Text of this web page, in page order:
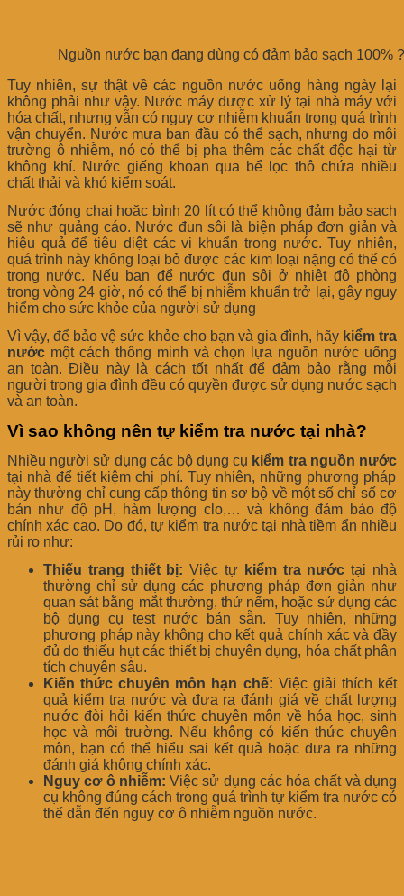
Nguồn nước bạn đang dùng có đảm bảo sạch 100% ?
Tuy nhiên, sự thật về các nguồn nước uống hàng ngày lại
không phải như vậy. Nước máy được xử lý tại nhà máy với
hóa chất, nhưng vẫn có nguy cơ nhiễm khuẩn trong quá trình
vận chuyển. Nước mưa ban đầu có thể sạch, nhưng do môi
trường ô nhiễm, nó có thể bị pha thêm các chất độc hại từ
không khí. Nước giếng khoan qua bể lọc thô chứa nhiều
chất thải và khó kiểm soát.
Nước đóng chai hoặc bình 20 lít có thể không đảm bảo sạch
sẽ như quảng cáo. Nước đun sôi là biện pháp đơn giản và
hiệu quả để tiêu diệt các vi khuẩn trong nước. Tuy nhiên,
quá trình này không loại bỏ được các kim loại nặng có thể có
trong nước. Nếu bạn để nước đun sôi ở nhiệt độ phòng
trong vòng 24 giờ, nó có thể bị nhiễm khuẩn trở lại, gây nguy
hiểm cho sức khỏe của người sử dụng
Vì vậy, để bảo vệ sức khỏe cho bạn và gia đình, hãy kiểm tra
nước một cách thông minh và chọn lựa nguồn nước uống
an toàn. Điều này là cách tốt nhất để đảm bảo rằng mỗi
người trong gia đình đều có quyền được sử dụng nước sạch
và an toàn.
Vì sao không nên tự kiểm tra nước tại nhà?
Nhiều người sử dụng các bộ dụng cụ kiểm tra nguồn nước
tại nhà để tiết kiệm chi phí. Tuy nhiên, những phương pháp
này thường chỉ cung cấp thông tin sơ bộ về một số chỉ số cơ
bản như độ pH, hàm lượng clo,… và không đảm bảo độ
chính xác cao. Do đó, tự kiểm tra nước tại nhà tiềm ẩn nhiều
rủi ro như:
Thiếu trang thiết bị: Việc tự kiểm tra nước tại nhà
thường chỉ sử dụng các phương pháp đơn giản như
quan sát bằng mắt thường, thử nếm, hoặc sử dụng các
bộ dụng cụ test nước bán sẵn. Tuy nhiên, những
phương pháp này không cho kết quả chính xác và đầy
đủ do thiếu hụt các thiết bị chuyên dụng, hóa chất phân
tích chuyên sâu.
Kiến thức chuyên môn hạn chế: Việc giải thích kết
quả kiểm tra nước và đưa ra đánh giá về chất lượng
nước đòi hỏi kiến thức chuyên môn về hóa học, sinh
học và môi trường. Nếu không có kiến thức chuyên
môn, bạn có thể hiểu sai kết quả hoặc đưa ra những
đánh giá không chính xác.
Nguy cơ ô nhiễm: Việc sử dụng các hóa chất và dụng
cụ không đúng cách trong quá trình tự kiểm tra nước có
thể dẫn đến nguy cơ ô nhiễm nguồn nước.